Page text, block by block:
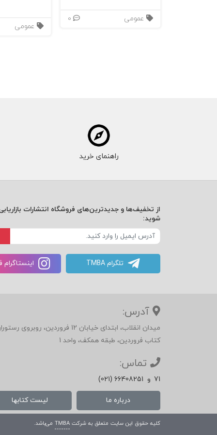
می‌توانم هرآنچه می‌خواهم داشته باشم
عمومی
عمومی
راهنمای خرید
از تخفیف‌ها و جدیدترین‌های فروشگاه انتشارات
شوید:
تلگرام TMBA
آدرس:
میدان انقلاب، ابتدای خیابان 12
کتاب فروردین، طبقه همکف، واحد 1
تماس:
(021) 66408251 و 71
درباره ما لیست کتابها
کلیه حقوق این سایت متعلق به شرکت TMBA می‌باشد.